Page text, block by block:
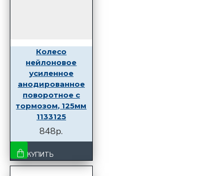
Колесо
нейлоновое
усиленное
анодированное
поворотное с
тормозом, 125мм
1133125
848р.
КУПИТЬ